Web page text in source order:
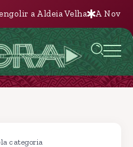
Batalha pela Terra na
categoria